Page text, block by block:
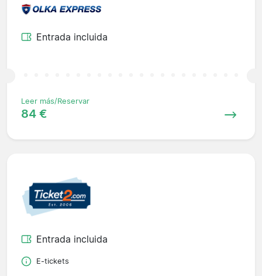
Entrada incluida
Leer más/Reservar
84 €
Entrada incluida
E-tickets